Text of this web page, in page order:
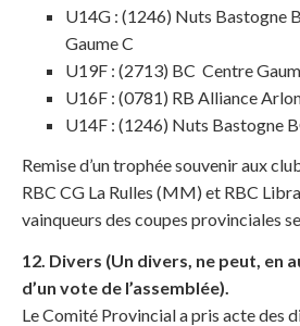
U14G : (1246) Nuts Bastogne
Gaume C
U19F : (2713) BC Centre
U16F : (0781) RB Alliance
U14F : (1246) Nuts Bastogne
Remise d’un trophée souvenir aux
RBC CG La Rulles (MM) et RBC
vainqueurs des coupes provinciales
12. Divers (Un divers, ne peut, en
d’un vote de l’assemblée)
Le Comité Provincial a pris acte des